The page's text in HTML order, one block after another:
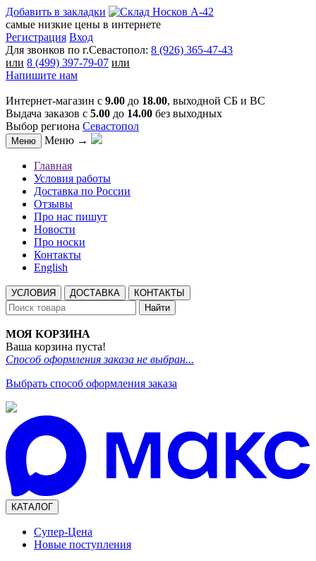
Добавить в закладки
самые низкие цены в интернете
Регистрация Вход
Для звонков по г.Севастопол: 8 (926) 365-47-43
или 8 (499) 397-79-07 или
Напишите нам
Интернет-магазин с 9.00 до 18.00, выходной СБ и ВС
Выдача заказов с 5.00 до 14.00 без выходных
Выбор региона Севастопол
Меню Меню →
Главная
Условия работы
Доставка по России
Отзывы
Про нас пишут
Новости
Про носки
Контакты
English
УСЛОВИЯ ДОСТАВКА
КОНТАКТЫ
Найти
МОЯ КОРЗИНА
Ваша корзина пуста!
Способ оформления заказа не выбран...
Выбрать способ оформления заказа
КАТАЛОГ
Супер-Цена
Новые поступления